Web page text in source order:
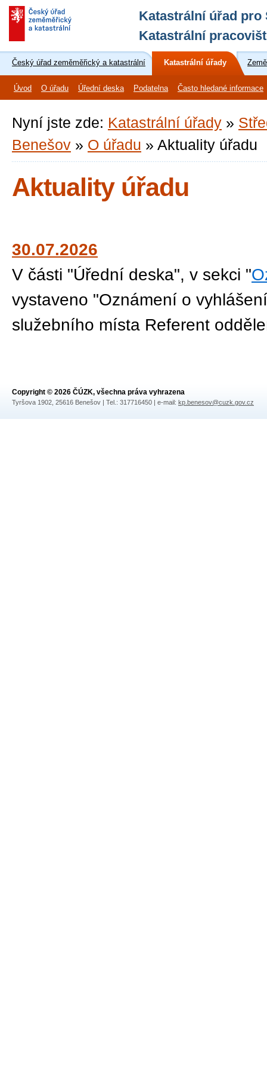
Katastrální úřad pro
Katastrální
Český úřad zeměměřický a katastrální Katastrální úřady
Úvod O úřadu Úřední deska Podatelna Často hledané informace
Nyní jste zde: Katastrální úřady »
Benešov » O úřadu » Aktuality úřadu
Aktuality úřadu
30.07.2026
V části "Úřední deska", v sekci "
vystaveno "Oznámení o
služebního místa Referent
Copyright © 2026 ČÚZK, všechna práva vyhrazena
Tyršova 1902, 25616 Benešov | Tel.: 317716450 | e-mail: kp.benesov@cuzk.gov.cz